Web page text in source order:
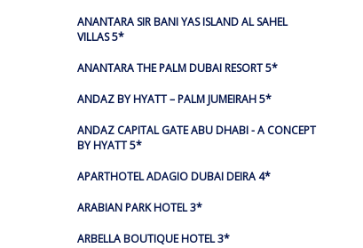
ANANTARA SIR BANI YAS ISLAND AL SAHEL
VILLAS 5*
ANANTARA THE PALM DUBAI RESORT 5*
ANDAZ BY HYATT – PALM JUMEIRAH 5*
ANDAZ CAPITAL GATE ABU DHABI - A CONCEPT
BY HYATT 5*
APARTHOTEL ADAGIO DUBAI DEIRA 4*
ARABIAN PARK HOTEL 3*
ARBELLA BOUTIQUE HOTEL 3*